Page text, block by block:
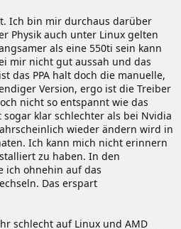
extrem suboptimalen Situationen
werden, weshalb man
laufen die auch bei Saints Row
damit etwas spielbarer sein, aber
konstant über 60 FPS.
Ich bin mir durchaus darüber
Physik auch unter Linux gelten
als eine 550ti sein kann
mir nicht gut aussah und das
das PPA halt doch die manuelle,
Version, ergo ist die Treiber
nicht so entspannt wie das
klar schlechter als bei Nvidia
wieder ändern wird in
Ich kann mich nicht erinnern
zu haben. In den
ich ohnehin auf das
Das erspart
schlecht auf Linux und AMD